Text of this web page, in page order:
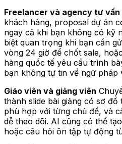
Freelancer và agency tư vấn
khách hàng, proposal dự án
ngay cả khi bạn không có kỹ
biệt quan trọng khi bạn cần
vòng 24 giờ để chốt sale,
hàng quốc tế yêu cầu trình
bạn không tự tin về ngữ pháp
Giáo viên và giảng viên
thành slide bài giảng có sơ
phù hợp với từng chủ đề, và
dễ theo dõi. AI cũng có thể
hoặc câu hỏi ôn tập tự động